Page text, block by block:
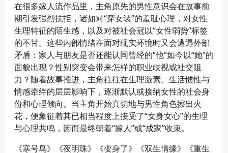
在很多嫁人流作品里，主角原先的男性意识会在故事前
期引发强烈抗拒，诸如对“穿女装”的羞耻心理，对女性
生理特征的陌生感，以及对被社会冠以“女性弱势”标签
的不甘。这些内部情绪在面对现实环境时又会遭遇外部
矛盾：家人与朋友是否还能认同曾经的“他”如今以“她”的
面貌出现？性别突变会带来怎样的职业歧视或社交阻
力？随着故事推进，主角往往在生理激素、生活惯性与
情感牵绊的层层影响下，逐渐默认或接纳女性的社会身
份和心理倾向。当主角开始真切地与男性角色擦出火
花，便象征着其已相当程度上接受了“女身女心”的生理
与心理共鸣，因而最终朝着“嫁人”或“成家”收束。
《寒号鸟》《夜明珠》《变身了》《双生情缘》《重生